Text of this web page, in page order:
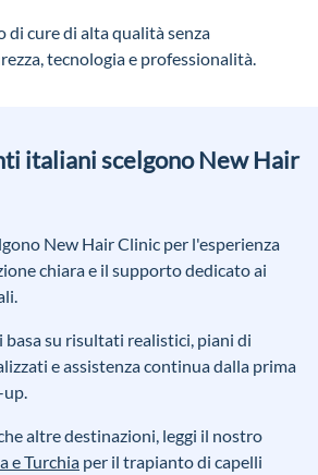
di cure di alta qualità senza
tecnologia e professionalità.
italiani scelgono New Hair
New Hair Clinic per l'esperienza
chiara e il supporto dedicato ai
su risultati realistici, piani di
e assistenza continua dalla prima
altre destinazioni, leggi il nostro
e Turchia per il trapianto di capelli